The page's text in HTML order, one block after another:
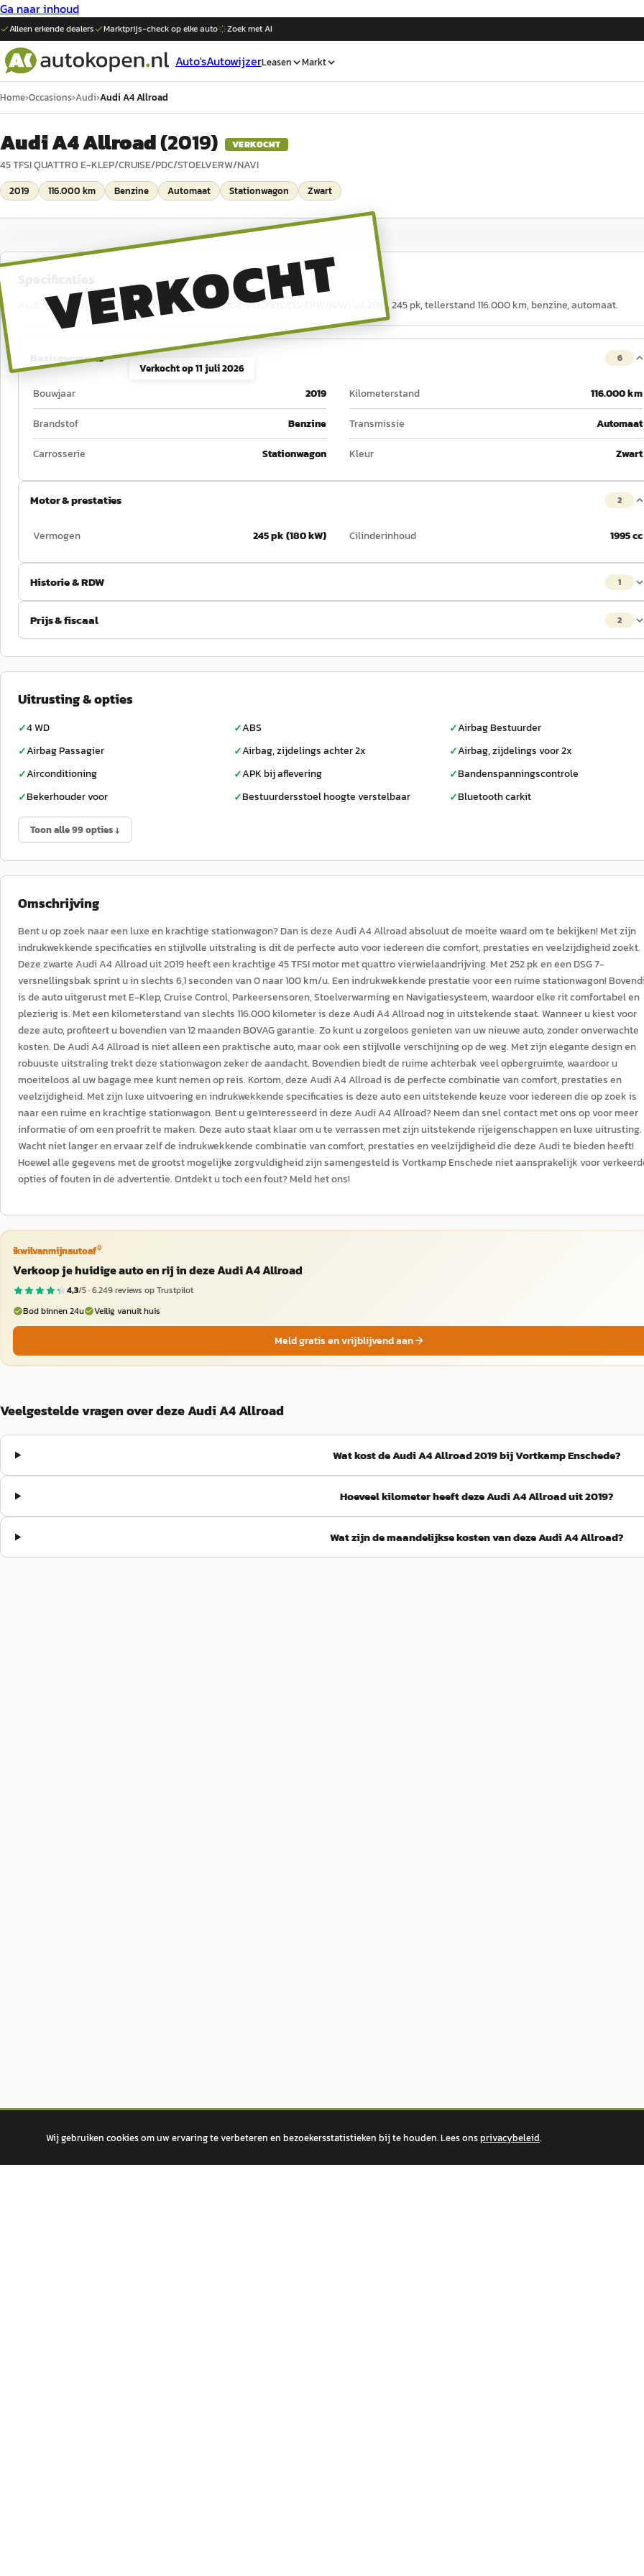
Ga naar inhoud
Alleen erkende dealers Marktprijs-check op elkeauto Zoek met AI
Auto'sAutowijzerLeasen Markt
Home›Occasions›Audi›Audi A4 Allroad
Audi A4 Allroad(2019) VERKOCHT
45 TFSI QUATTRO E-KLEP/CRUISE/PDC/STOELVERW/NAVI
2019 116.000 km Benzine Automaat Stationwagon Zwart
VERKOCHT
Verkocht op11 juli 2026
Audi A4 Allroad 45 TFSI QUATTRO E-KLEP/CRUISE/PDC/STOELVERW/NAVI uit 2019, 245 pk, tellerstand 116.000 km, benzine, automaat.
Basisgegevens 6
Bouwjaar 2019 Kilometerstand
116.000 km
Brandstof
Benzine Transmissie
Automaat
Carrosserie
Stationwagon Kleur Zwart
Motor & prestaties 2
Vermogen 245 pk (180 kW) Cilinderinhoud 1995 cc
Historie & RDW 1
Prijs & fiscaal 2
Uitrusting & opties
✓4 WD ✓ABS ✓Airbag Bestuurder
✓Airbag Passagier ✓Airbag, zijdelings achter 2x ✓Airbag, zijdelings voor 2x
✓Airconditioning ✓APK bij aflevering ✓Bandenspanningscontrole
✓Bekerhouder voor ✓Bestuurdersstoel hoogte verstelbaar ✓Bluetooth carkit
Toon alle 99 opties ↓
Omschrijving
Bent u op zoek naar een luxe en krachtige stationwagon? Dan is deze Audi A4 Allroad absoluut de moeite waard om te bekijken! Met zijn
indrukwekkende specificaties en stijlvolle uitstraling is dit de perfecte auto voor iedereen die comfort, prestaties en veelzijdigheid zoekt.
Deze zwarte Audi A4 Allroad uit 2019 heeft een krachtige 45 TFSI motor met quattro vierwielaandrijving. Met 252 pk en een DSG 7-
versnellingsbak sprint u in slechts 6,1 seconden van 0 naar 100 km/u. Een indrukwekkende prestatie voor een ruime stationwagon!
is de auto uitgerust met E-Klep, Cruise Control, Parkeersensoren, Stoelverwarming en Navigatiesysteem, waardoor elke rit comfortabel en
plezierig is. Met een kilometerstand van slechts 116.000 kilometer is deze Audi A4 Allroad nog in uitstekende staat. Wanneer u kiest voor
deze auto, profiteert u bovendien van 12 maanden BOVAG garantie. Zo kunt u zorgeloos genieten van uw nieuwe auto, zonder onverwachte
kosten. De Audi A4 Allroad is niet alleen een praktische auto, maar ook een stijlvolle verschijning op de weg. Met zijn elegante design en
robuuste uitstraling trekt deze stationwagon zeker de aandacht. Bovendien biedt de ruime achterbak veel opbergruimte, waardoor u
moeiteloos al uw bagage mee kunt nemen op reis. Kortom, deze Audi A4 Allroad is de perfecte combinatie van comfort, prestaties en
veelzijdigheid. Met zijn luxe uitvoering en indrukwekkende specificaties is deze auto een uitstekende keuze voor iedereen die op zoek is
naar een ruime en krachtige stationwagon. Bent u geïnteresseerd in deze Audi A4 Allroad? Neem dan snel contact met ons op voor meer
informatie of om een proefrit te maken. Deze auto staat klaar om u te verrassen met zijn uitstekende rijeigenschappen en luxe uitrusting.
Wacht niet langer en ervaar zelf de indrukwekkende combinatie van comfort, prestaties en veelzijdigheid die deze Audi te bieden heeft!
Hoewel alle gegevens met de grootst mogelijke zorgvuldigheid zijn samengesteld is Vortkamp Enschede niet aansprakelijk voor
opties of fouten in de advertentie. Ontdekt u toch een fout? Meld het ons!
ikwilvanmijnautoaf®
Verkoop je huidige auto en rij in deze Audi A4 Allroad
4,3/5 ·6.249reviews op Trustpilot
Bod binnen 24u
Veilig vanuit huis
Meld gratis en vrijblijvend aan
Veelgestelde vragen over deze Audi A4 Allroad
Wat kost de Audi A4 Allroad 2019 bij Vortkamp Enschede?
Hoeveel kilometer heeft deze Audi A4 Allroad uit 2019?
Wat zijn de maandelijkse kosten van deze Audi A4 Allroad?
Wij gebruiken cookies om uw ervaring te verbeteren en bezoekersstatistieken bij te houden. Lees onsprivacybeleid.